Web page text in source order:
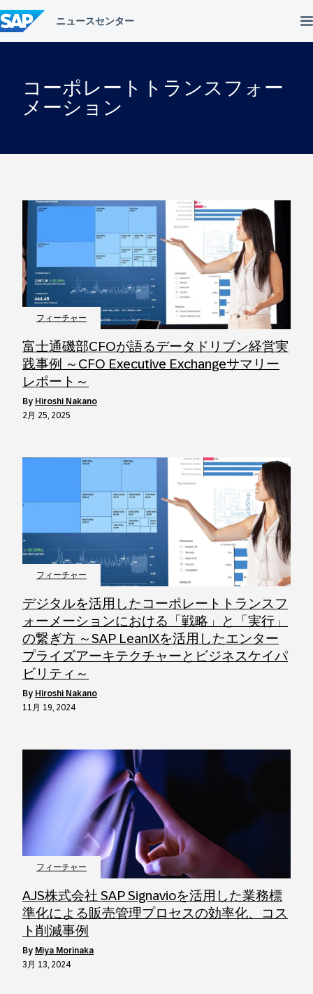
ン
テ
ン
コーポレートトランスフォー
メーション
フィーチャー
富士通磯部CFOが語るデータドリブン経営実
践事例 ～CFO Executive Exchangeサマリー
レポート～
by Hiroshi Nakano
2月 25, 2025
フィーチャー
デジタルを活用したコーポレートトランスフ
ォーメーションにおける「戦略」と「実行」
の繋ぎ方 ～SAP LeanIXを活用したエンター
プライズアーキテクチャーとビジネスケイパ
ビリティ～
by Hiroshi Nakano
11月 19, 2024
フィーチャー
AJS株式会社 SAP Signavioを活用した業務標
準化による販売管理プロセスの効率化、コス
ト削減事例
by Miya Morinaka
3月 13, 2024